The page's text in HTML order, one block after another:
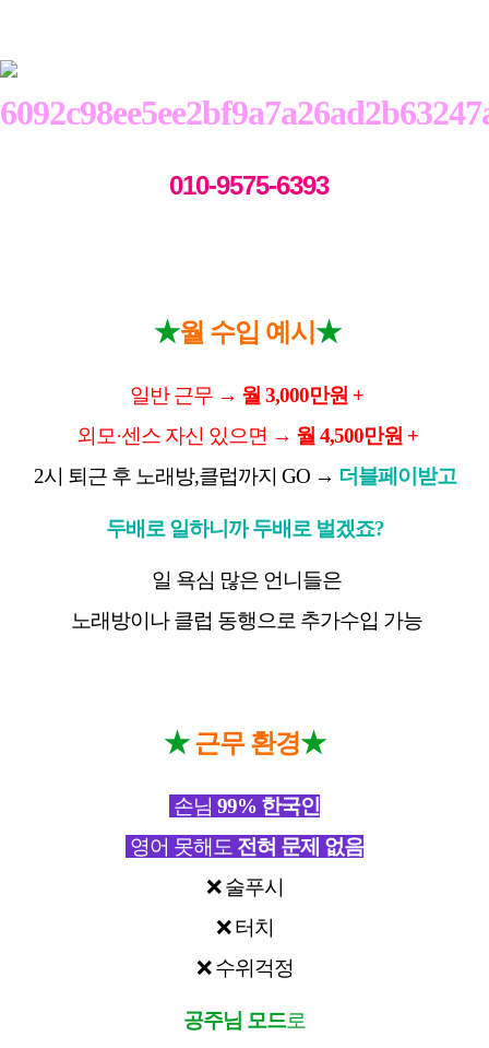
010-9575-6393
★월 수입 예시 ★
일반 근무 → 월 3,000만원 +
외모·센스 자신 있으면 → 월 4,500만원 +
2시 퇴근 후 노래방,클럽까지 GO → 더블페이받고
두배로일하니까 두배로 벌겠죠?
일 욕심 많은 언니들은
노래방이나 클럽 동행으로 추가수입 가능
★ 근무 환경★
손님 99% 한국인
영어 못해도 전혀 문제 없음
❌ 술푸시
❌ 터치
❌ 수위걱정
공주님 모드로